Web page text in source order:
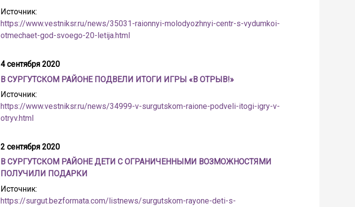
Источник:
https://www.vestniksr.ru/news/35031-raionnyi-molodyozhnyi-centr-s-vydumkoi-
otmechaet-god-svoego-20-letija.html
4 сентября 2020
В СУРГУТСКОМ РАЙОНЕ ПОДВЕЛИ ИТОГИ ИГРЫ «В ОТРЫВ!»
Источник:
https://www.vestniksr.ru/news/34999-v-surgutskom-raione-podveli-itogi-igry-v-
otryv.html
2 сентября 2020
В СУРГУТСКОМ РАЙОНЕ ДЕТИ С ОГРАНИЧЕННЫМИ ВОЗМОЖНОСТЯМИ
ПОЛУЧИЛИ ПОДАРКИ
Источник:
https://surgut.bezformata.com/listnews/surgutskom-rayone-deti-s-